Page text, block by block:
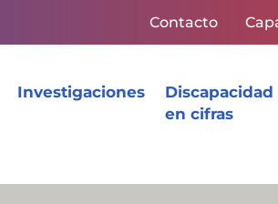
Contacto
Investigaciones
Discapacidad
en cifras